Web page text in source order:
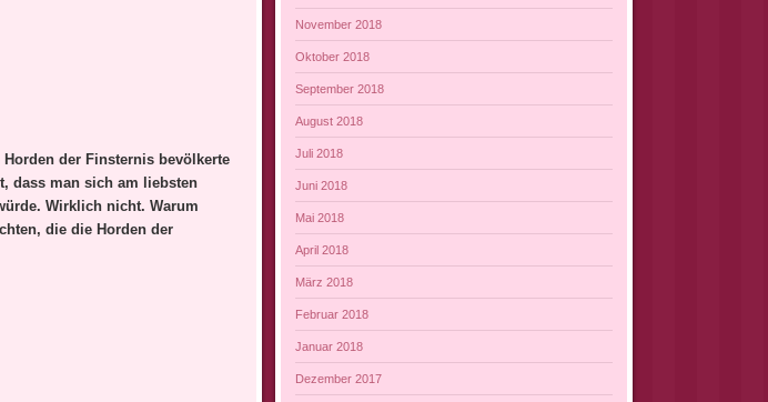
der Finsternis bevölkerte
dass man sich am liebsten
Wirklich nicht. Warum
die die Horden der
November 2018
Oktober 2018
September 2018
August 2018
Juli 2018
Juni 2018
Mai 2018
April 2018
März 2018
Februar 2018
Januar 2018
Dezember 2017